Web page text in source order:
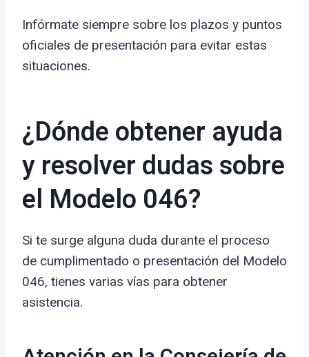
Infórmate siempre sobre los plazos y puntos
oficiales de presentación para evitar estas
situaciones.
¿Dónde obtener ayuda
y resolver dudas sobre
el Modelo 046?
Si te surge alguna duda durante el proceso
de cumplimentado o presentación del Modelo
046, tienes varias vías para obtener
asistencia.